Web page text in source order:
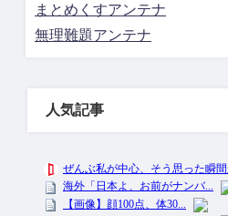
まとめくすアンテナ
無理難題アンテナ
人気記事